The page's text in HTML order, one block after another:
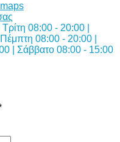
08:00 - 20:00 |
08:00 - 20:00 |
| Σάββατο 08:00 - 15:00